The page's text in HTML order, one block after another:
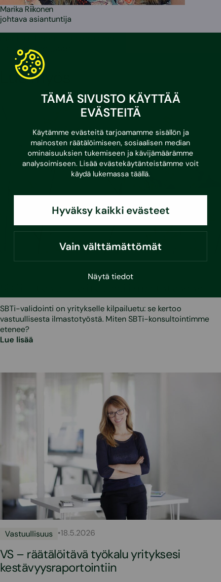
TÄMÄ SIVUSTO KÄYTTÄÄ
EVÄSTEITÄ
Käytämme evästeitä tarjoamamme sisällön ja
mainosten räätälöimiseen, sosiaalisen median
ominaisuuksien tukemiseen ja kävijämäärämme
analysoimiseen. Lisää evästekäytänteistämme voit
käydä lukemassa täällä.
Hyväksy kaikki evästeet
Vain välttämättömät
Näytä tiedot
Marika Riikonen
johtava asiantuntija
+358 30 670 5440
Lue myös
SBTi-validointi on yritykselle kilpailuetu: se kertoo
vastuullisesta ilmastotyöstä. Miten SBTi-konsultointimme
etenee?
Lue lisää
Vastuullisuus •18.5.2026
VS – räätälöitävä työkalu yrityksesi
kestävyysraportointiin